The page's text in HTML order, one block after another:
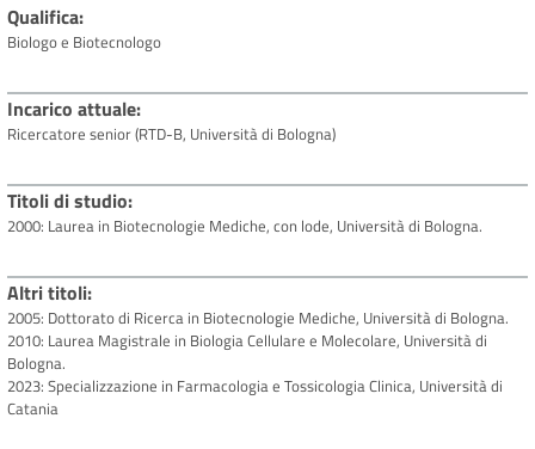
Qualifica
Biologo e Biotecnologo
Incarico attuale
Ricercatore senior (RTD-B, Università di Bologna)
Titoli di studio
2000: Laurea in Biotecnologie Mediche, con lode, Università di Bologna.
Altri titoli
2005: Dottorato di Ricerca in Biotecnologie Mediche, Università di Bologna.
2010: Laurea Magistrale in Biologia Cellulare e Molecolare, Università di
Bologna.
2023: Specializzazione in Farmacologia e Tossicologia Clinica, Università di
Catania